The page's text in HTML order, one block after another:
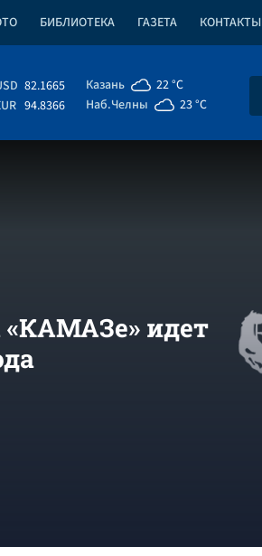
БИБЛИОТЕКА ГАЗЕТА КОНТАКТЫ
82.1665
94.8366
Казань
22 °C
Наб.Челны
23 °C
идет